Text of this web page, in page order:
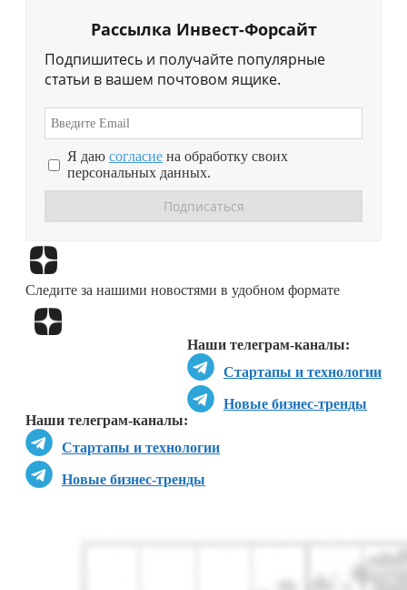
Рассылка Инвест-Форсайт
Подпишитесь и получайте популярные
статьи в вашем почтовом ящике.
Я даю согласие на обработку своих
персональных данных.
Следите за нашими новостями в удобном формате
Наши телеграм-каналы:
Стартапы и технологии
Новые бизнес-тренды
Наши телеграм-каналы:
Стартапы и технологии
Новые бизнес-тренды